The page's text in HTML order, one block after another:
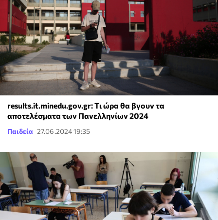
results.it.minedu.gov.gr: Tι ώρα θα βγουν τα
αποτελέσματα των Πανελληνίων 2024
Παιδεία 27.06.2024 19:35